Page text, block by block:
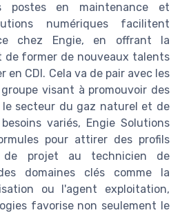
postes en maintenance et
numériques facilitent
chez Engie, en offrant la
de former de nouveaux talents
en CDI. Cela va de pair avec les
visant à promouvoir des
le secteur du gaz naturel et de
variés, Engie Solutions
pour attirer des profils
de projet au technicien de
domaines clés comme la
ou l'agent exploitation,
favorise non seulement le